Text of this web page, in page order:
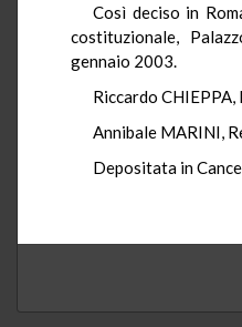
Così deciso in
costituzionale,
gennaio 2003.
Riccardo
Annibale MARINI,
Depositata in